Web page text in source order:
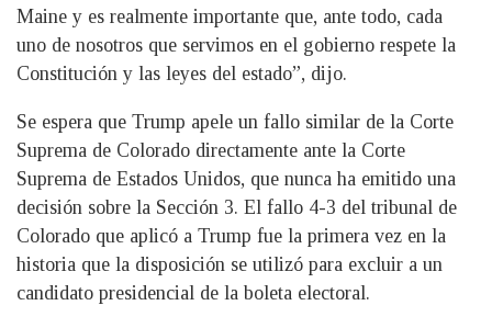
Maine y es realmente importante que, ante todo, cada
uno de nosotros que servimos en el gobierno respete la
Constitución y las leyes del estado”, dijo.
Se espera que Trump apele un fallo similar de la Corte
Suprema de Colorado directamente ante la Corte
Suprema de Estados Unidos, que nunca ha emitido una
decisión sobre la Sección 3. El fallo 4-3 del tribunal de
Colorado que aplicó a Trump fue la primera vez en la
historia que la disposición se utilizó para excluir a un
candidato presidencial de la boleta electoral.